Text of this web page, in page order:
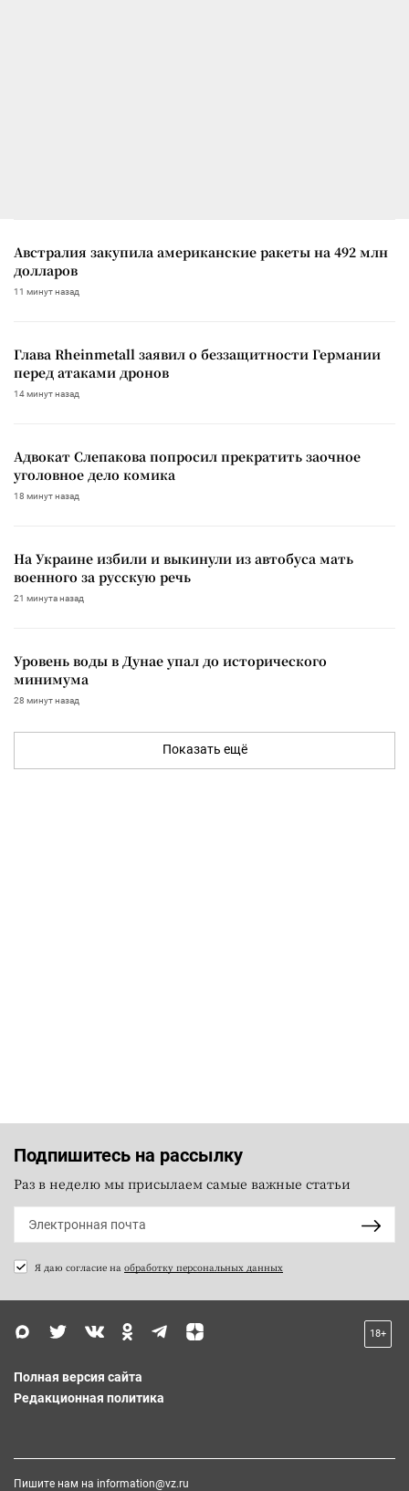
Австралия закупила американские ракеты на 492 млн
долларов
11 минут назад
Глава Rheinmetall заявил о беззащитности Германии
перед атаками дронов
14 минут назад
Адвокат Слепакова попросил прекратить заочное
уголовное дело комика
18 минут назад
На Украине избили и выкинули из автобуса мать
военного за русскую речь
21 минута назад
Уровень воды в Дунае упал до исторического
минимума
28 минут назад
Показать ещё
Подпишитесь на рассылку
Раз в неделю мы присылаем самые важные статьи
Я даю согласие на обработку персональных данных
18+
Полная версия сайта
Редакционная политика
Пишите нам на information@vz.ru